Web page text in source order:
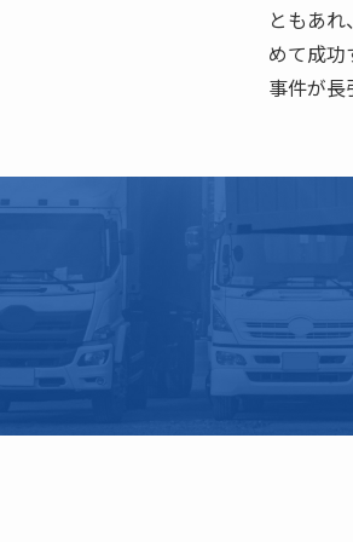
ともあ
めて成功
事件が長